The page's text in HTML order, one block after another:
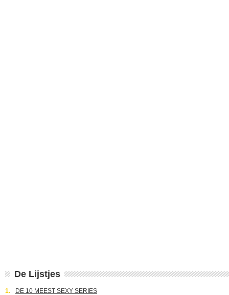
De Lijstjes
1. DE 10 MEEST SEXY SERIES